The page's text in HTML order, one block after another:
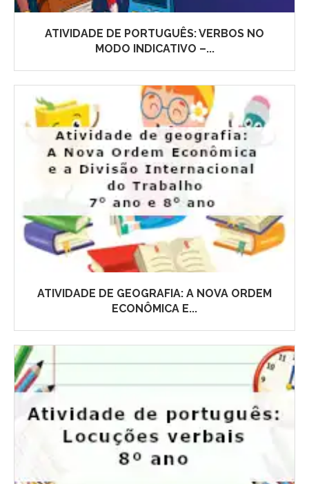
ATIVIDADE DE PORTUGUÊS: VERBOS NO
MODO INDICATIVO –...
ATIVIDADE DE GEOGRAFIA: A NOVA ORDEM
ECONÔMICA E...